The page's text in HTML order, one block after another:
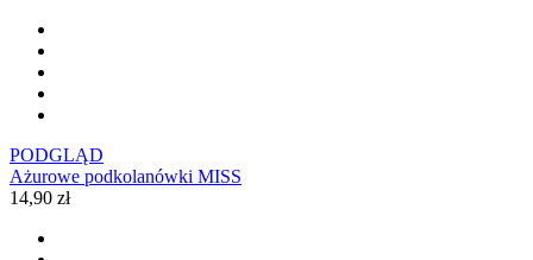
PODGLĄD
Ażurowe podkolanówki MISS
14,90 zł